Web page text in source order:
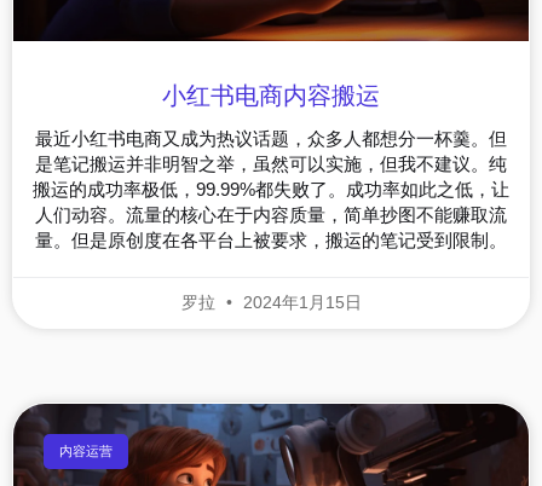
小红书电商内容搬运
最近小红书电商又成为热议话题，众多人都想分一杯羹。但
是笔记搬运并非明智之举，虽然可以实施，但我不建议。纯
搬运的成功率极低，99.99%都失败了。成功率如此之低，让
人们动容。流量的核心在于内容质量，简单抄图不能赚取流
量。但是原创度在各平台上被要求，搬运的笔记受到限制。
罗拉 2024年1月15日
内容运营